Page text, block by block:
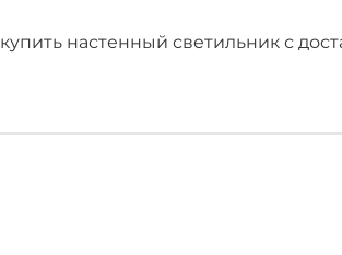
настенный светильник с